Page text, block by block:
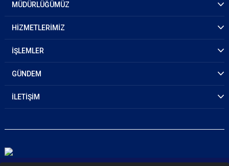
MÜDÜRLÜĞÜMÜZ
HİZMETLERİMİZ
İŞLEMLER
GÜNDEM
İLETİŞİM